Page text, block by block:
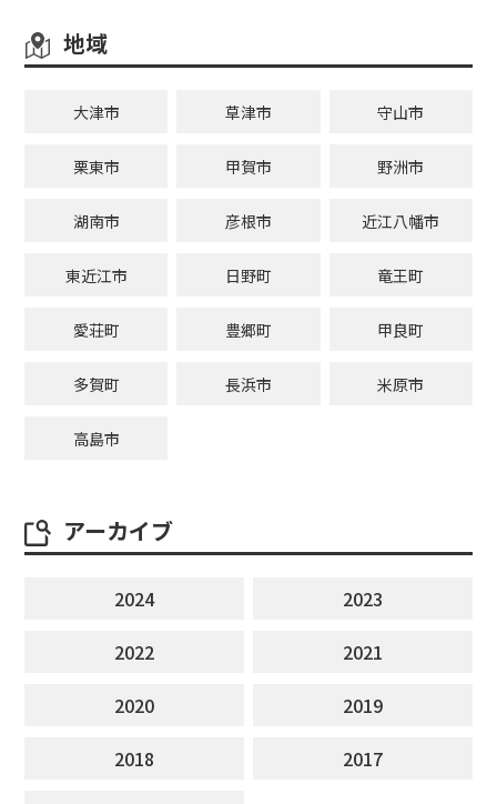
地域
大津市 草津市 守山市
栗東市 甲賀市 野洲市
湖南市 彦根市 近江八幡市
東近江市 日野町 竜王町
愛荘町 豊郷町 甲良町
多賀町 長浜市 米原市
高島市
アーカイブ
2024
2023
2022
2021
2020
2019
2018
2017